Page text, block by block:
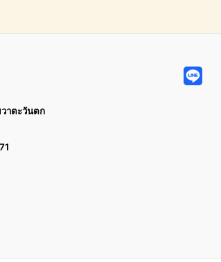
าตะวันตก